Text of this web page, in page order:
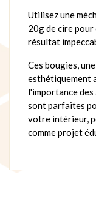
Utilisez une
20g de cire
résultat
Ces bougies,
esthétiquement
l'importance
sont parfaites
votre intérieur,
comme projet